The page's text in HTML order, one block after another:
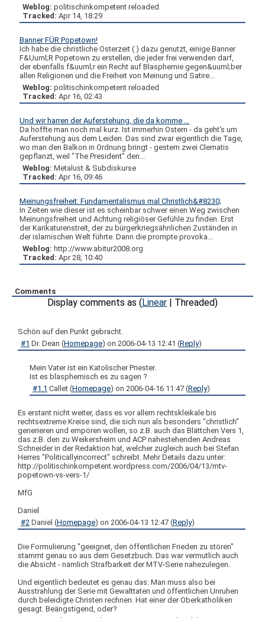
Weblog: politischinkompetent reloaded
Tracked: Apr 14, 18:29
Banner FÜR Popetown!
Ich habe die christliche Osterzeit ( ) dazu genutzt, einige Banner
F&Uuml;R Popetown zu erstellen, die jeder frei verwenden darf,
der ebenfalls f&uuml;r ein Recht auf Blasphemie gegen&uuml;ber
allen Religionen und die Freiheit von Meinung und Satire...
Weblog: politischinkompetent reloaded
Tracked: Apr 16, 02:43
Und wir harren der Auferstehung, die da komme ...
Da hoffte man noch mal kurz. Ist immerhin Ostern - da geht's um
Auferstehung aus dem Leiden. Das sind zwar eigentlich die Tage,
wo man den Balkon in Ordnung bringt - gestern zwei Clematis
gepflanzt, weil "The President" den...
Weblog: Metalust & Subdiskurse
Tracked: Apr 16, 09:46
Meinungsfreiheit: Fundamentalismus mal Christlich&#8230;
In Zeiten wie dieser ist es scheinbar schwer einen Weg zwischen
Meinungsfreiheit und Achtung religiöser Gefühle zu finden. Erst
der Karikaturenstreit, der zu bürgerkriegsähnlichen Zuständen in
der islamischen Welt führte. Dann die prompte provoka...
Weblog: http://www.abitur2008.org
Tracked: Apr 28, 10:40
Comments
Display comments as (Linear | Threaded)
Schön auf den Punkt gebracht.
#1 Dr. Dean (Homepage) on 2006-04-13 12:41 (Reply)
Mein Vater ist ein Katolischer Priester.
Ist es blasphemisch es zu sagen ?
#1.1 Callet (Homepage) on 2006-04-16 11:47 (Reply)
Es erstant nicht weiter, dass es vor allem rechtskleikale bis
rechtsextreme Kreise sind, die sich nun als besonders "christlich"
generieren und empören wollen, so z.B. auch das Blättchen Vers 1,
das z.B. den zu Weikersheim und ACP nahestehenden Andreas
Schneider in der Redaktion hat, welcher zugleich auch bei Stefan
Herres "Politicallyincorrect" schreibt. Mehr Details dazu unter:
http://politischinkompetent.wordpress.com/2006/04/13/mtv-
popetown-vs-vers-1/
MfG
Daniel
#2 Daniel (Homepage) on 2006-04-13 12:47 (Reply)
Die Formulierung "geeignet, den öffentlichen Frieden zu stören"
stammt genau so aus dem Gesetzbuch. Das war vermutlich auch
die Absicht - nämlich Strafbarkeit der MTV-Serie nahezulegen.
Und eigentlich bedeutet es genau das: Man muss also bei
Ausstrahlung der Serie mit Gewalttaten und öffentlichen Unruhen
durch beleidigte Christen rechnen. Hat einer der Oberkatholiken
gesagt. Beängstigend, oder?